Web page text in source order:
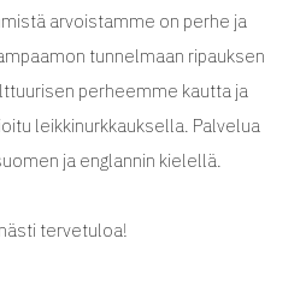
arvoistamme on perhe ja
tunnelmaan ripauksen
perheemme kautta ja
leikkinurkkauksella. Palvelua
ja englannin kielellä.
tervetuloa!